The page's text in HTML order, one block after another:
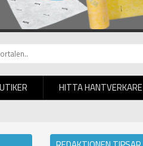
HITTA HANTVERKARE